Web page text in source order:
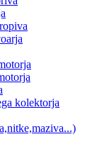
kolektorja